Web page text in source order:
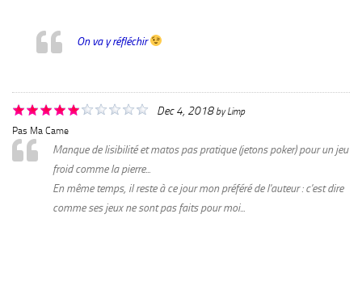
On va y réfléchir
Dec 4, 2018byLimp
Pas Ma Came
Manque de lisibilité et matos pas pratique (jetons poker) pour un jeu
froid comme la pierre...
En même temps, il reste à ce jour mon préféré de l'auteur : c'est dire
comme ses jeux ne sont pas faits pour moi...